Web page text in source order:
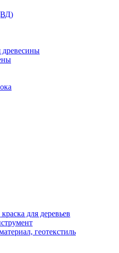
древесины
для деревьев
геотекстиль